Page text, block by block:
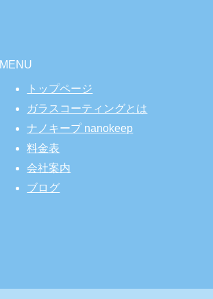
MENU
トップページ
ガラスコーティングとは
ナノキープ nanokeep
料金表
会社案内
ブログ